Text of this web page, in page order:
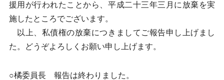
援用が行われたことから、平成二十三年三月に放棄を実
施したところでございます。
以上、私債権の放棄につきましてご報告申し上げまし
た。どうぞよろしくお願い申し上げます。
○橘委員長 報告は終わりました。